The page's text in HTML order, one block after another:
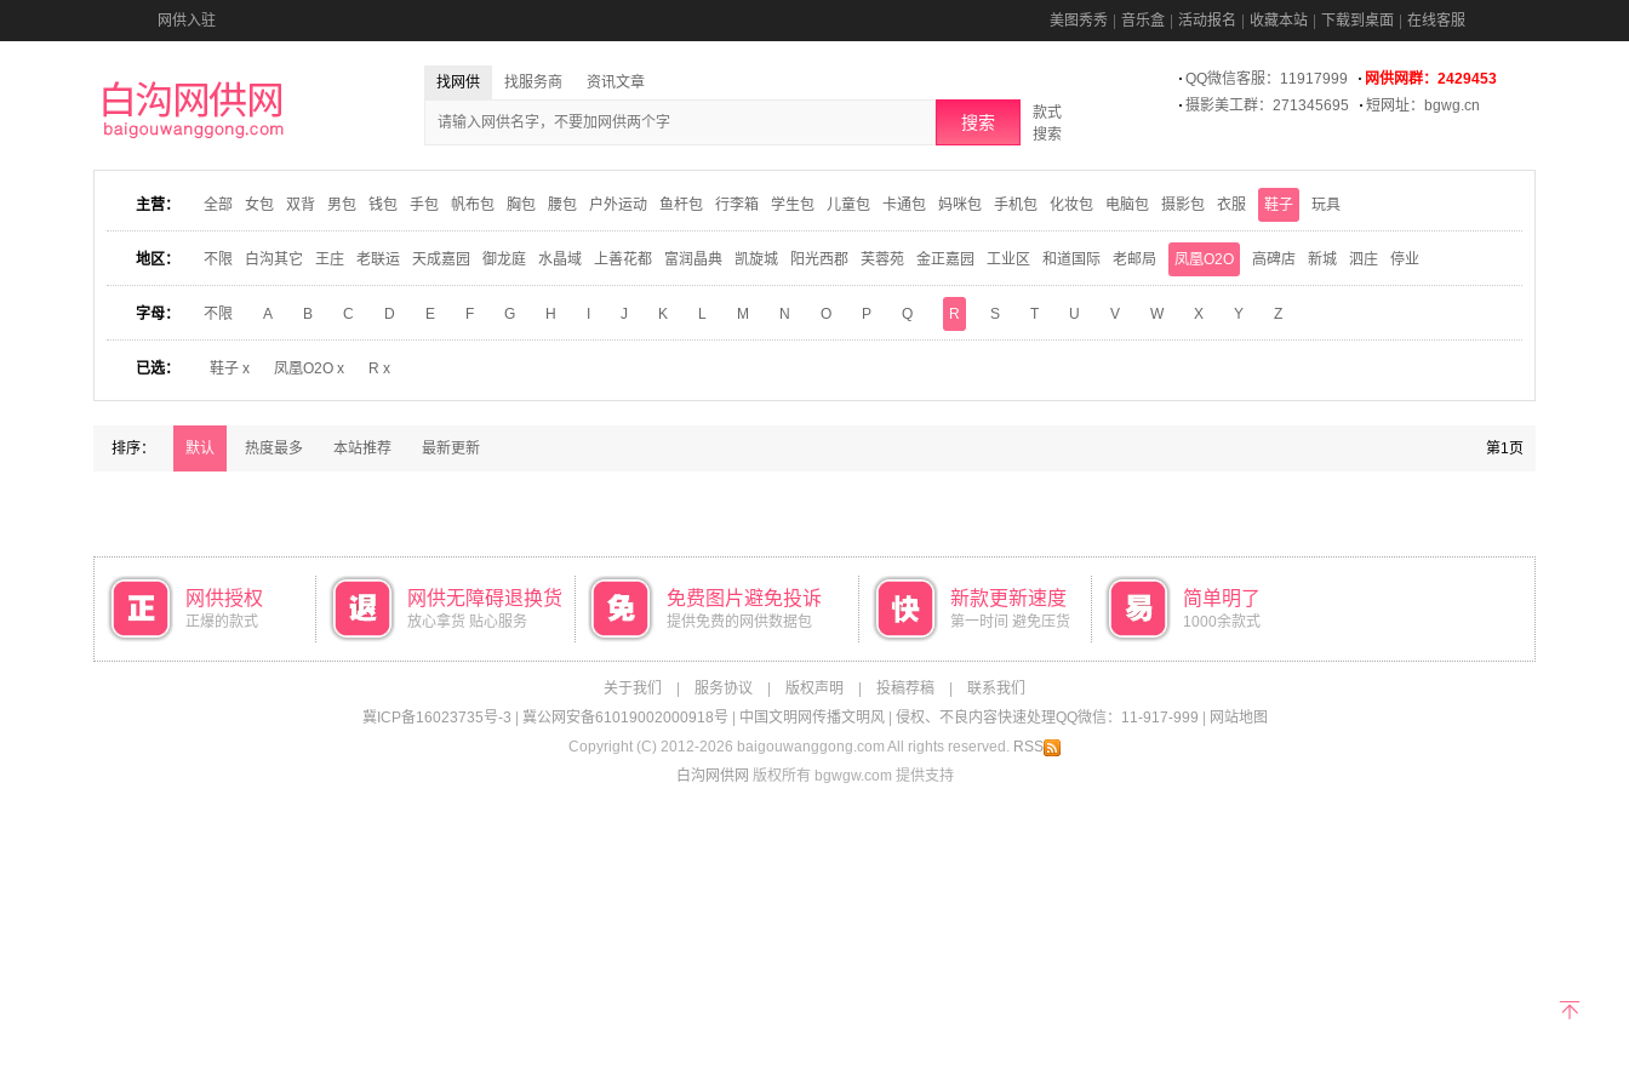
网供入驻 美图秀秀 音乐盒 活动报名 收藏本站 下载到桌面 在线客服
找网供 找服务商 资讯文章
搜索
款式
搜索
QQ微信客服：11917999
网供网群：2429453
摄影美工群：271345695
短网址：bgwg.cn
主营： 全部 女包 双背 男包 钱包 手包 帆布包 胸包 腰包 户外运动 鱼杆包 行李箱 学生包 儿童包 卡通包 妈咪包 手机包 化妆包 电脑包 摄影包 衣服 鞋子 玩具
地区： 不限 白沟其它 王庄 老联运 天成嘉园 御龙庭 水晶域 上善花都 富润晶典 凯旋城 阳光西郡 芙蓉苑 金正嘉园 工业区 和道国际 老邮局 凤凰O2O 高碑店 新城 泗庄 停业
字母： 不限 A B C D E F G H J K L M N O P Q R S T U V W X Y Z
已选： 鞋子 x 凤凰O2O x R x
排序： 默认 热度最多 本站推荐 最新更新 第1页
网供授权
正爆的款式
网供无障碍退换货
放心拿货 贴心服务
免费图片避免投诉
提供免费的网供数据包
新款更新速度
第一时间 避免压货
简单明了
1000余款式
关于我们 服务协议 版权声明 投稿荐稿
联系我们
冀ICP备16023735号-3
冀公网安备61019002000918号 中国文明网传播文明风| 侵权、不良内容快速处理QQ微信：11-917-999
网站地图
Copyright (C) 2012-2026 baigouwanggong.com All rights reserved. RSS
白沟网供网 版权所有 bgwgw.com 提供支持